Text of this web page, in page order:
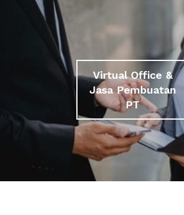
Virtual Office &
Jasa Pembuatan
PT